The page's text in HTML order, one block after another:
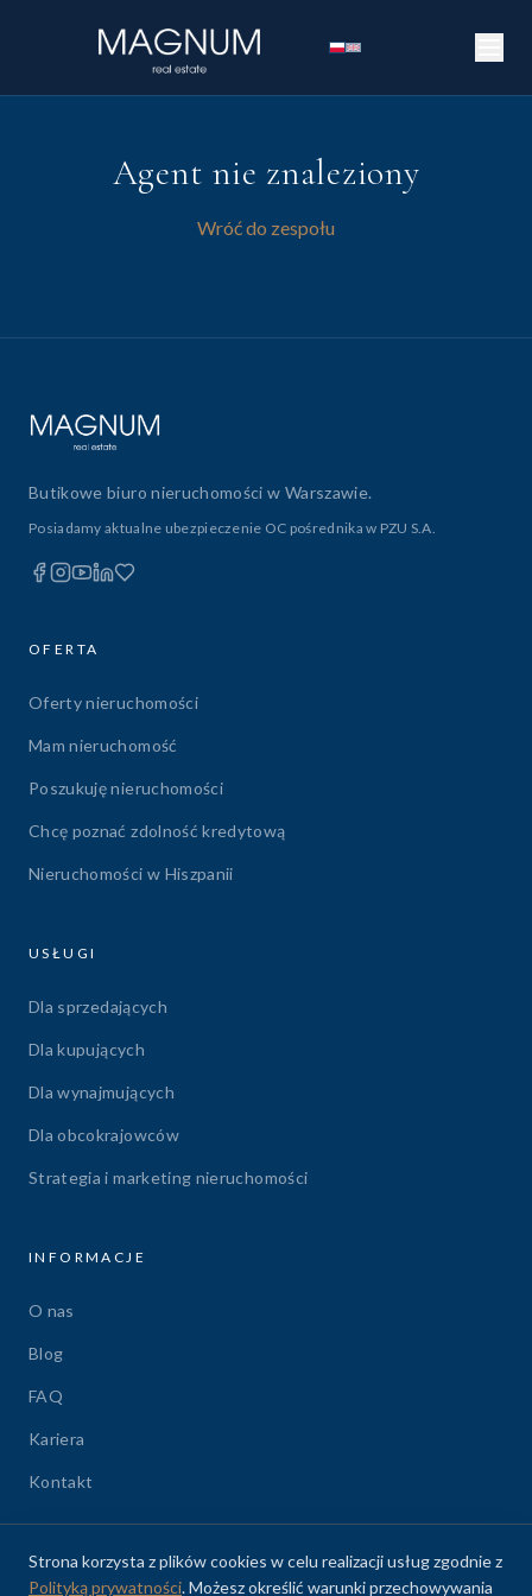
Strona korzysta z plików cookies w celu realizacji usług zgodnie z
Polityką prywatności. Możesz określić warunki przechowywania
Agent nie znaleziony
Wróć do zespołu
Butikowe biuro nieruchomości w Warszawie.
Posiadamy aktualne ubezpieczenie OC pośrednika w PZU S.A.
OFERTA
Oferty nieruchomości
Mam nieruchomość
Poszukuję nieruchomości
Chcę poznać zdolność kredytową
Nieruchomości w Hiszpanii
USŁUGI
Dla sprzedających
Dla kupujących
Dla wynajmujących
Dla obcokrajowców
Strategia i marketing nieruchomości
INFORMACJE
O nas
Blog
FAQ
Kariera
Kontakt